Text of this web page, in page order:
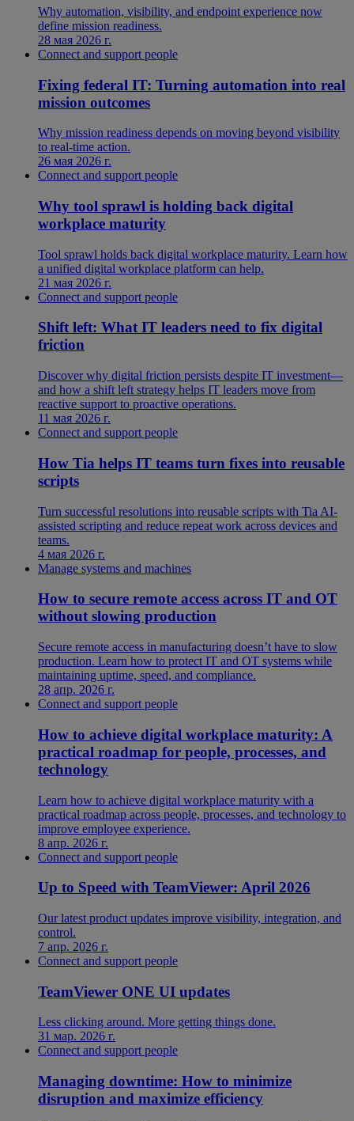
Why automation, visibility, and endpoint experience now
define mission readiness.
28 мая 2026 г.
Connect and support people
Fixing federal IT: Turning automation into real
mission outcomes
Why mission readiness depends on moving beyond visibility
to real-time action.
26 мая 2026 г.
Connect and support people
Why tool sprawl is holding back digital
workplace maturity
Tool sprawl holds back digital workplace maturity. Learn how
a unified digital workplace platform can help.
21 мая 2026 г.
Connect and support people
Shift left: What IT leaders need to fix digital
friction
Discover why digital friction persists despite IT investment—
and how a shift left strategy helps IT leaders move from
reactive support to proactive operations.
11 мая 2026 г.
Connect and support people
How Tia helps IT teams turn fixes into reusable
scripts
Turn successful resolutions into reusable scripts with Tia AI-
assisted scripting and reduce repeat work across devices and
teams.
4 мая 2026 г.
Manage systems and machines
How to secure remote access across IT and OT
without slowing production
Secure remote access in manufacturing doesn’t have to slow
production. Learn how to protect IT and OT systems while
maintaining uptime, speed, and compliance.
28 апр. 2026 г.
Connect and support people
How to achieve digital workplace maturity: A
practical roadmap for people, processes, and
technology
Learn how to achieve digital workplace maturity with a
practical roadmap across people, processes, and technology to
improve employee experience.
8 апр. 2026 г.
Connect and support people
Up to Speed with TeamViewer: April 2026
Our latest product updates improve visibility, integration, and
control.
7 апр. 2026 г.
Connect and support people
TeamViewer ONE UI updates
Less clicking around. More getting things done.
31 мар. 2026 г.
Connect and support people
Managing downtime: How to minimize
disruption and maximize efficiency